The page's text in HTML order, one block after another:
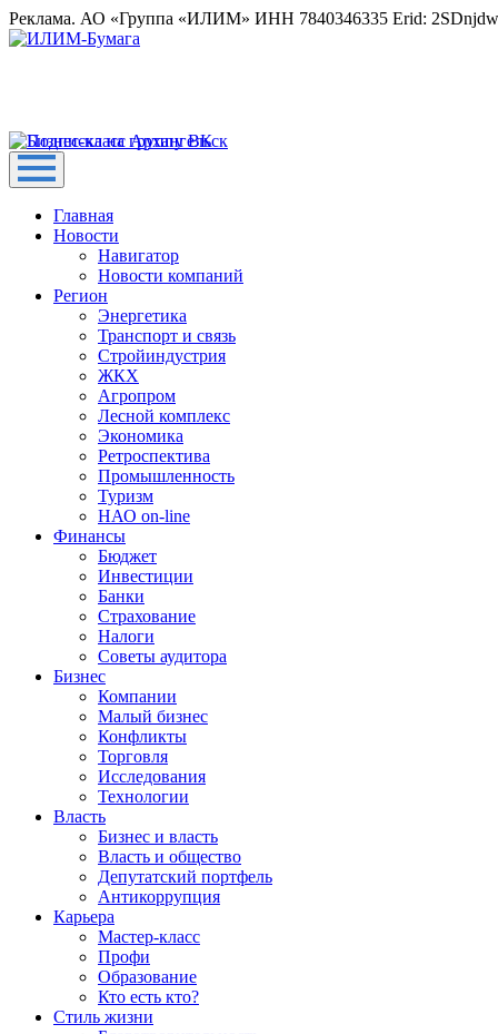
Реклама. АО «Группа «ИЛИМ» ИНН 7840346335 Erid:
Главная
Новости
Навигатор
Новости компаний
Регион
Энергетика
Транспорт и связь
Стройиндустрия
ЖКХ
Агропром
Лесной комплекс
Экономика
Ретроспектива
Промышленность
Туризм
НАО on-line
Финансы
Бюджет
Инвестиции
Банки
Страхование
Налоги
Советы аудитора
Бизнес
Компании
Малый бизнес
Конфликты
Торговля
Исследования
Технологии
Власть
Бизнес и власть
Власть и общество
Депутатский портфель
Антикоррупция
Карьера
Мастер-класс
Профи
Образование
Кто есть кто?
Стиль жизни